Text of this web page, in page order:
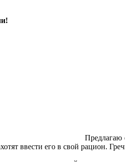
Предлагаю
ввести его в свой рацион.